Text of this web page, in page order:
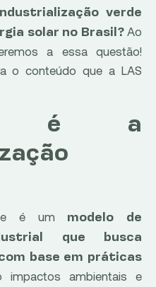
verde
solar no Brasil?Ao
a essa questão!
o conteúdo que a LAS
é a
é um modelo de
que busca
base em práticas
impactos ambientais e